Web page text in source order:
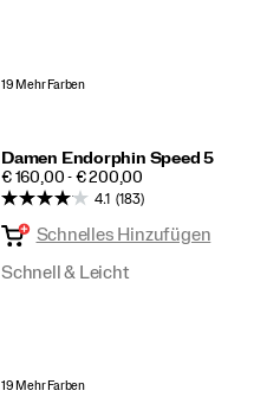
Wunschliste
19 Mehr Farben
Damen Endorphin Speed 5
PRICE
€ 160,00 - € 200,00
Wunschliste
4.1 (183)
Schnelles Hinzufügen
Schnell & Leicht
19 Mehr Farben